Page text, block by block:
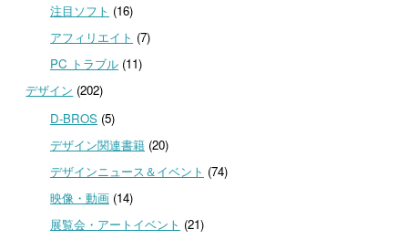
注目ソフト (16)
アフィリエイト (7)
PC トラブル(11)
デザイン (202)
D-BROS(5)
デザイン関連書籍(20)
デザインニュース＆イベント (74)
映像・動画(14)
展覧会・アートイベント (21)